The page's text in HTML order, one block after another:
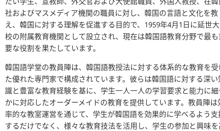
社およびマスメディア機関の職員に対し、韓国の言語と文化を教
え、韓国に対する理解を促進する目的で、1959年4月1日に延世
校の附属教育機関として設立され、現在は韓国語教育分野で最
要な役割を果たしています。
韓国語学堂の教員陣は、韓国語教授法に対する体系的な教育を
た優れた専門家で構成されています。彼らは韓国語に対する深い
識と豊富な教育経験を基に、学生一人一人の学習要求と能力に
かに対応したオーダーメイドの教育を提供しています。教員陣は
率的な教室運営を通じて、学生が韓国語を効果的に学べるよう支
するだけでなく、様々な教育技法を活用し、学生の参加と興味